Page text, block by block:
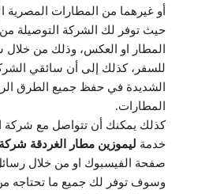
أو غيرهما من المطارات المصرية
حيث توفر لك الشركة التوصيلة
المطار او العكس، وذلك من خلال
للسفر، كذلك إلى أن سائقي
الشديدة في حفظ جميع الطرق
المطارات.
كذلك يمكنك أن تتواصل مع شركة
خدمة ليموزين مطار الغردقة
صفحة الفيسبوك او من خلال
وسوف توفر لك جميع ما تحتاجه من